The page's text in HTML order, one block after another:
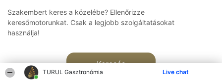
TURUL Gasztronómia Live chat
Szakembert keres a közelébe? Ellenőrizze
keresőmotorunkat. Csak a legjobb szolgáltatásokat
használja!
Keresés